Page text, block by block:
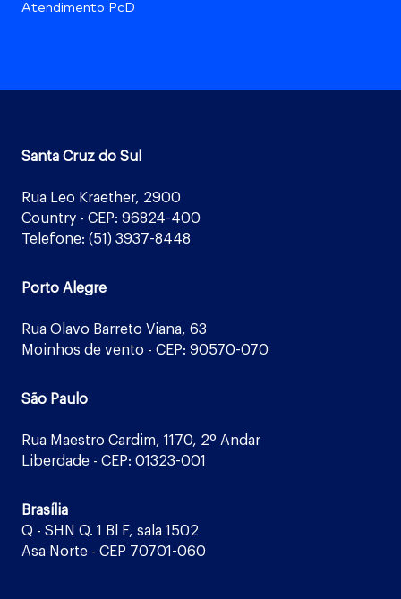
Atendimento PcD
Santa Cruz do Sul
Rua Leo Kraether, 2900
Country - CEP: 96824-400
Telefone: (51) 3937-8448
Porto Alegre
Rua Olavo Barreto Viana, 63
Moinhos de vento - CEP: 90570-070
São Paulo
Rua Maestro Cardim, 1170, 2º Andar
Liberdade - CEP: 01323-001
Brasília
Q - SHN Q. 1 Bl F, sala 1502
Asa Norte - CEP 70701-060